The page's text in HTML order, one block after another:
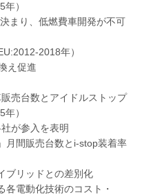
）
まり、低燃費車開発が不可
2018年）
え促進
売台数とアイドルストップ
）
が参入を表明
月間販売台数とi-stop装着率
ブリッドとの差別化
各電動化技術のコスト・